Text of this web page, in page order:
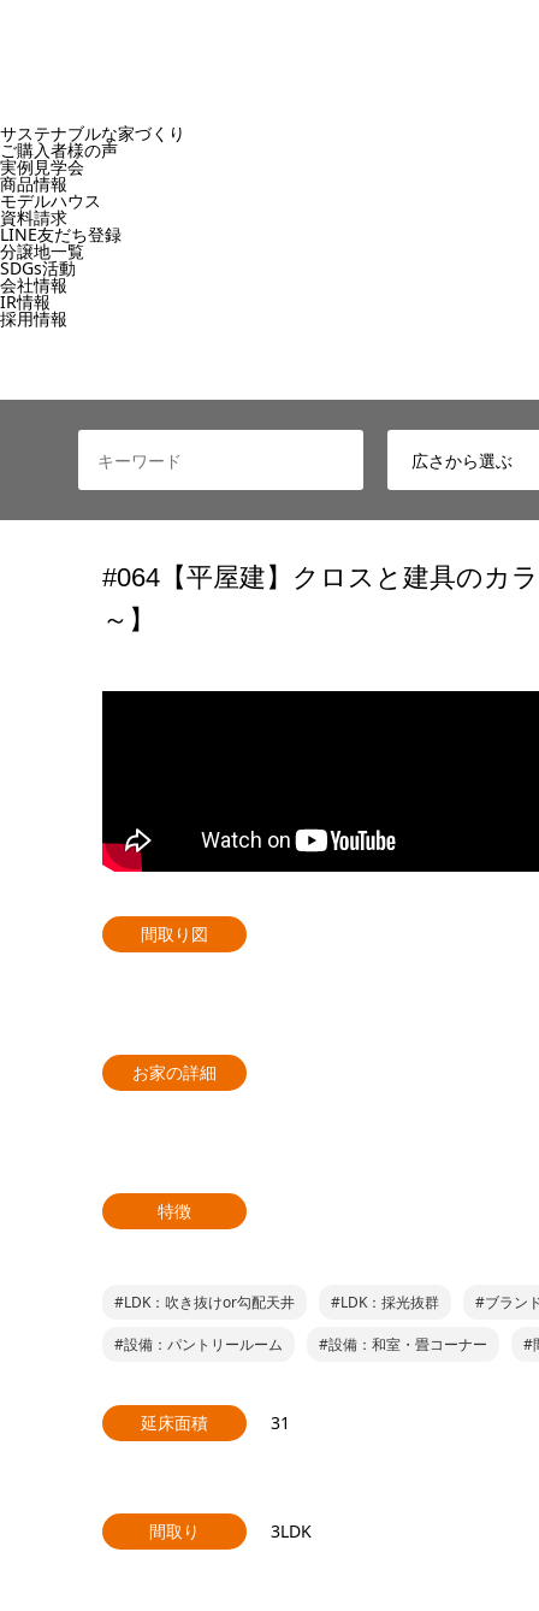
サステナブルな家づくり
ご購入者様の声
実例見学会
商品情報
モデルハウス
資料請求
LINE友だち登録
分譲地一覧
SDGs活動
会社情報
IR情報
採用情報
#064【平屋建】クロスと建具のカ
～】
間取り図
お家の詳細
特徴
#LDK：吹き抜けor勾配天井 #LDK：採光抜群 #ブラン
#設備：パントリールーム #設備：和室・畳コーナー #
延床面積 31
間取り 3LDK